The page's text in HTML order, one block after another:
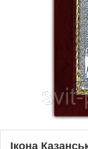
Ікона